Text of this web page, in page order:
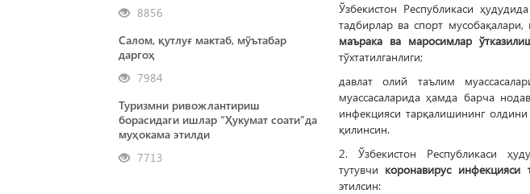
8856
Салом, қутлуғ мактаб, мўътабар
даргоҳ
7984
Туризмни ривожлантириш
борасидаги ишлар “Ҳукумат соати”да
муҳокама этилди
7713
Ўзбекистон Республикаси
тадбирлар ва спорт
маърака ва маросимлар
тўхтатилганлиги;
давлат олий таълим
муассасаларида ҳамда барча
инфекцияси тарқалишининг
қилинсин.
2. Ўзбекистон Республикаси
тутувчи коронавирус инфекцияси
этилсин: